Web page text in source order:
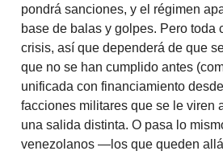
pondrá sanciones, y el régimen
base de balas y golpes. Pero toda
crisis, así que dependerá de que
que no se han cumplido antes
unificada con financiamiento
facciones militares que se le viren
una salida distinta. O pasa lo
venezolanos —los que queden